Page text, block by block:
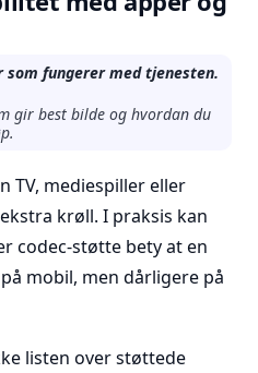
som fungerer med tjenesten.
gir best bilde og hvordan du
TV, mediespiller eller
krøll. I praksis kan
codec-støtte bety at en
mobil, men dårligere på
listen over støttede